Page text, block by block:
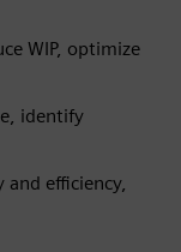
WIP, optimize
identify
efficiency,